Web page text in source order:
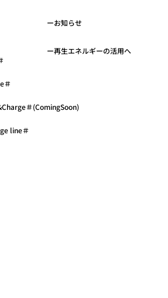
＃
＃(ComingSoon)
line＃
お知らせ
再生エネルギーの活用へ